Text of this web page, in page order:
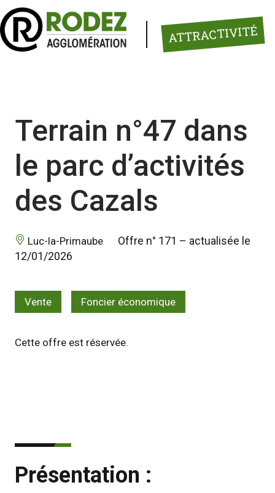
ATTRACTIVITÉ
Terrain n°47 dans
le parc d’activités
des Cazals
Luc-la-Primaube
Offre n° 171 – actualisée le
12/01/2026
Vente Foncier économique
Cette offre est réservée.
Présentation :